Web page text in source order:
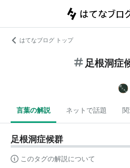
はてなブログ トップ
足根洞症
言葉の解説 ネットで話題
足根洞症候群
このタグの解説について